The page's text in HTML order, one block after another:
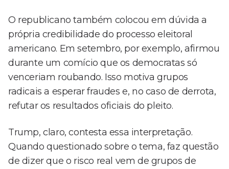
O republicano também colocou em dúvida a
própria credibilidade do processo eleitoral
americano. Em setembro, por exemplo, afirmou
durante um comício que os democratas só
venceriam roubando. Isso motiva grupos
radicais a esperar fraudes e, no caso de derrota,
refutar os resultados oficiais do pleito.
Trump, claro, contesta essa interpretação.
Quando questionado sobre o tema, faz questão
de dizer que o risco real vem de grupos de